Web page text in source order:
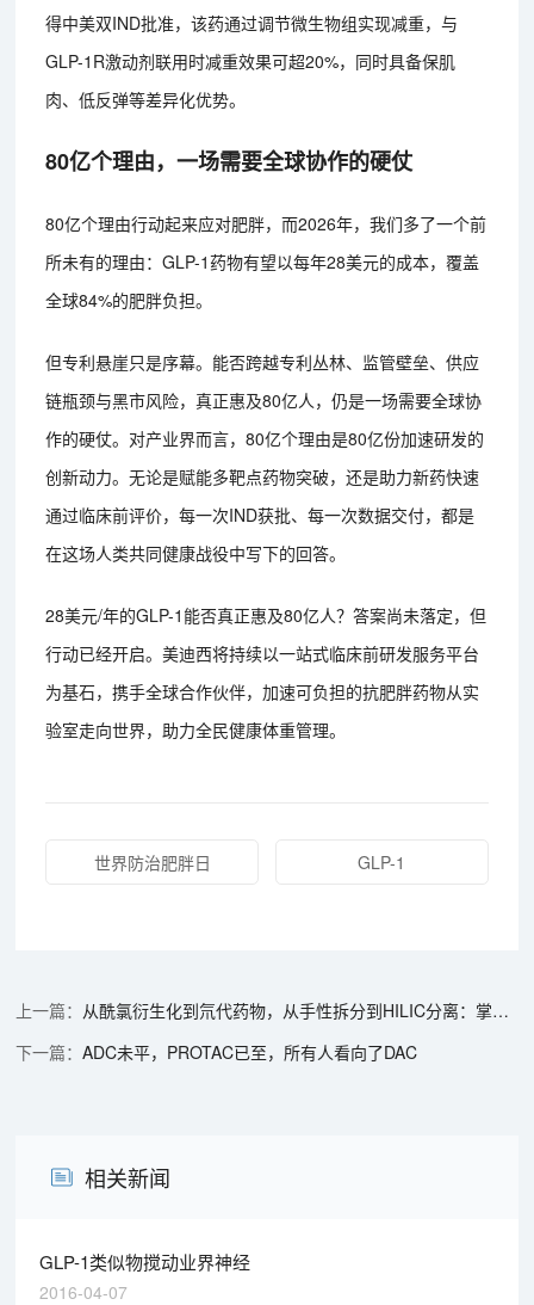
得中美双IND批准，该药通过调节微生物组实现减重，与
GLP-1R激动剂联用时减重效果可超20%，同时具备保肌
肉、低反弹等差异化优势。
80亿个理由，一场需要全球协作的硬仗
80亿个理由行动起来应对肥胖，而2026年，我们多了一个前
所未有的理由：GLP-1药物有望以每年28美元的成本，覆盖
全球84%的肥胖负担。
但专利悬崖只是序幕。能否跨越专利丛林、监管壁垒、供应
链瓶颈与黑市风险，真正惠及80亿人，仍是一场需要全球协
作的硬仗。对产业界而言，80亿个理由是80亿份加速研发的
创新动力。无论是赋能多靶点药物突破，还是助力新药快速
通过临床前评价，每一次IND获批、每一次数据交付，都是
在这场人类共同健康战役中写下的回答。
28美元/年的GLP-1能否真正惠及80亿人？答案尚未落定，但
行动已经开启。美迪西将持续以一站式临床前研发服务平台
为基石，携手全球合作伙伴，加速可负担的抗肥胖药物从实
验室走向世界，助力全民健康体重管理。
世界防治肥胖日 GLP-1
从酰氯衍生化到氘代药物，从手性拆分到HILIC分离：掌握药物研发中各类化合物的关键分析技术与应用
ADC未平，PROTAC已至，所有人看向了DAC
相关新闻
GLP-1类似物搅动业界神经
2016-04-07